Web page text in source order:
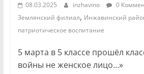
08.03.2025 inzhavino 0
Землянский филиал, Инжавинский
патриотическое воспитание
5 марта в 5 классе прошёл
войны не женское лицо…»